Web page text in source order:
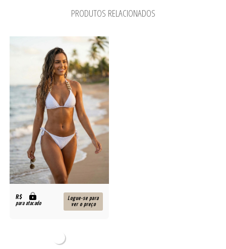
PRODUTOS RELACIONADOS
R$
para atacado
Logue-se para
ver o preço